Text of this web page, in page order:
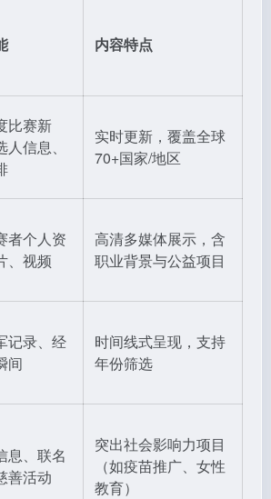
内容特点
比赛新
信息、
实时更新，覆盖全球
70+国家/地区
者个人资
、视频
高清多媒体展示，含
职业背景与公益项目
记录、经
间
时间线式呈现，支持
年份筛选
息、联名
善活动
突出社会影响力项目
（如疫苗推广、女性
教育）